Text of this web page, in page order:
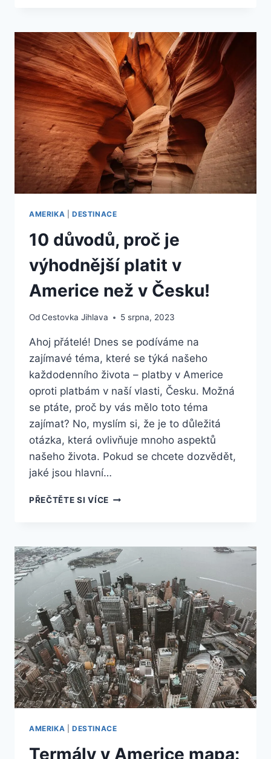
AMERICE:
KAM
VYRAZIT
AŽ
SE
ZBLÁZNÍTE!
AMERIKA DESTINACE
10 důvodů, proč je
výhodnější platit v
Americe než v Česku!
OdCestovka Jihlava 5 srpna, 2023
Ahoj přátelé! Dnes se podíváme na
zajímavé téma, které se týká našeho
každodenního života – platby v Americe
oproti platbám v naší vlasti, Česku. Možná
se ptáte, proč by vás mělo toto téma
zajímat? No, myslím si, že je to důležitá
otázka, která ovlivňuje mnoho aspektů
našeho života. Pokud se chcete dozvědět,
jaké jsou hlavní…
PŘEČTĚTE SI VÍCE10
VÝHODNĚJŠÍ
PLATIT
V
AMERICE
NEŽ
V
ČESKU!
AMERIKA DESTINACE
Termály v Americe mapa: